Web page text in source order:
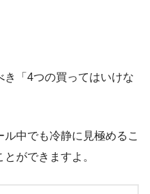
「4つの買ってはいけな
中でも冷静に見極めるこ
ができますよ。